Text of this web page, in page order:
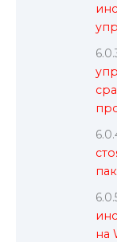
на